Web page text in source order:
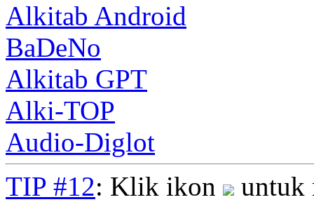
Alkitab Android
BaDeNo
Alkitab GPT
Alki-TOP
Audio-Diglot
TIP #12: Klik ikon
untuk